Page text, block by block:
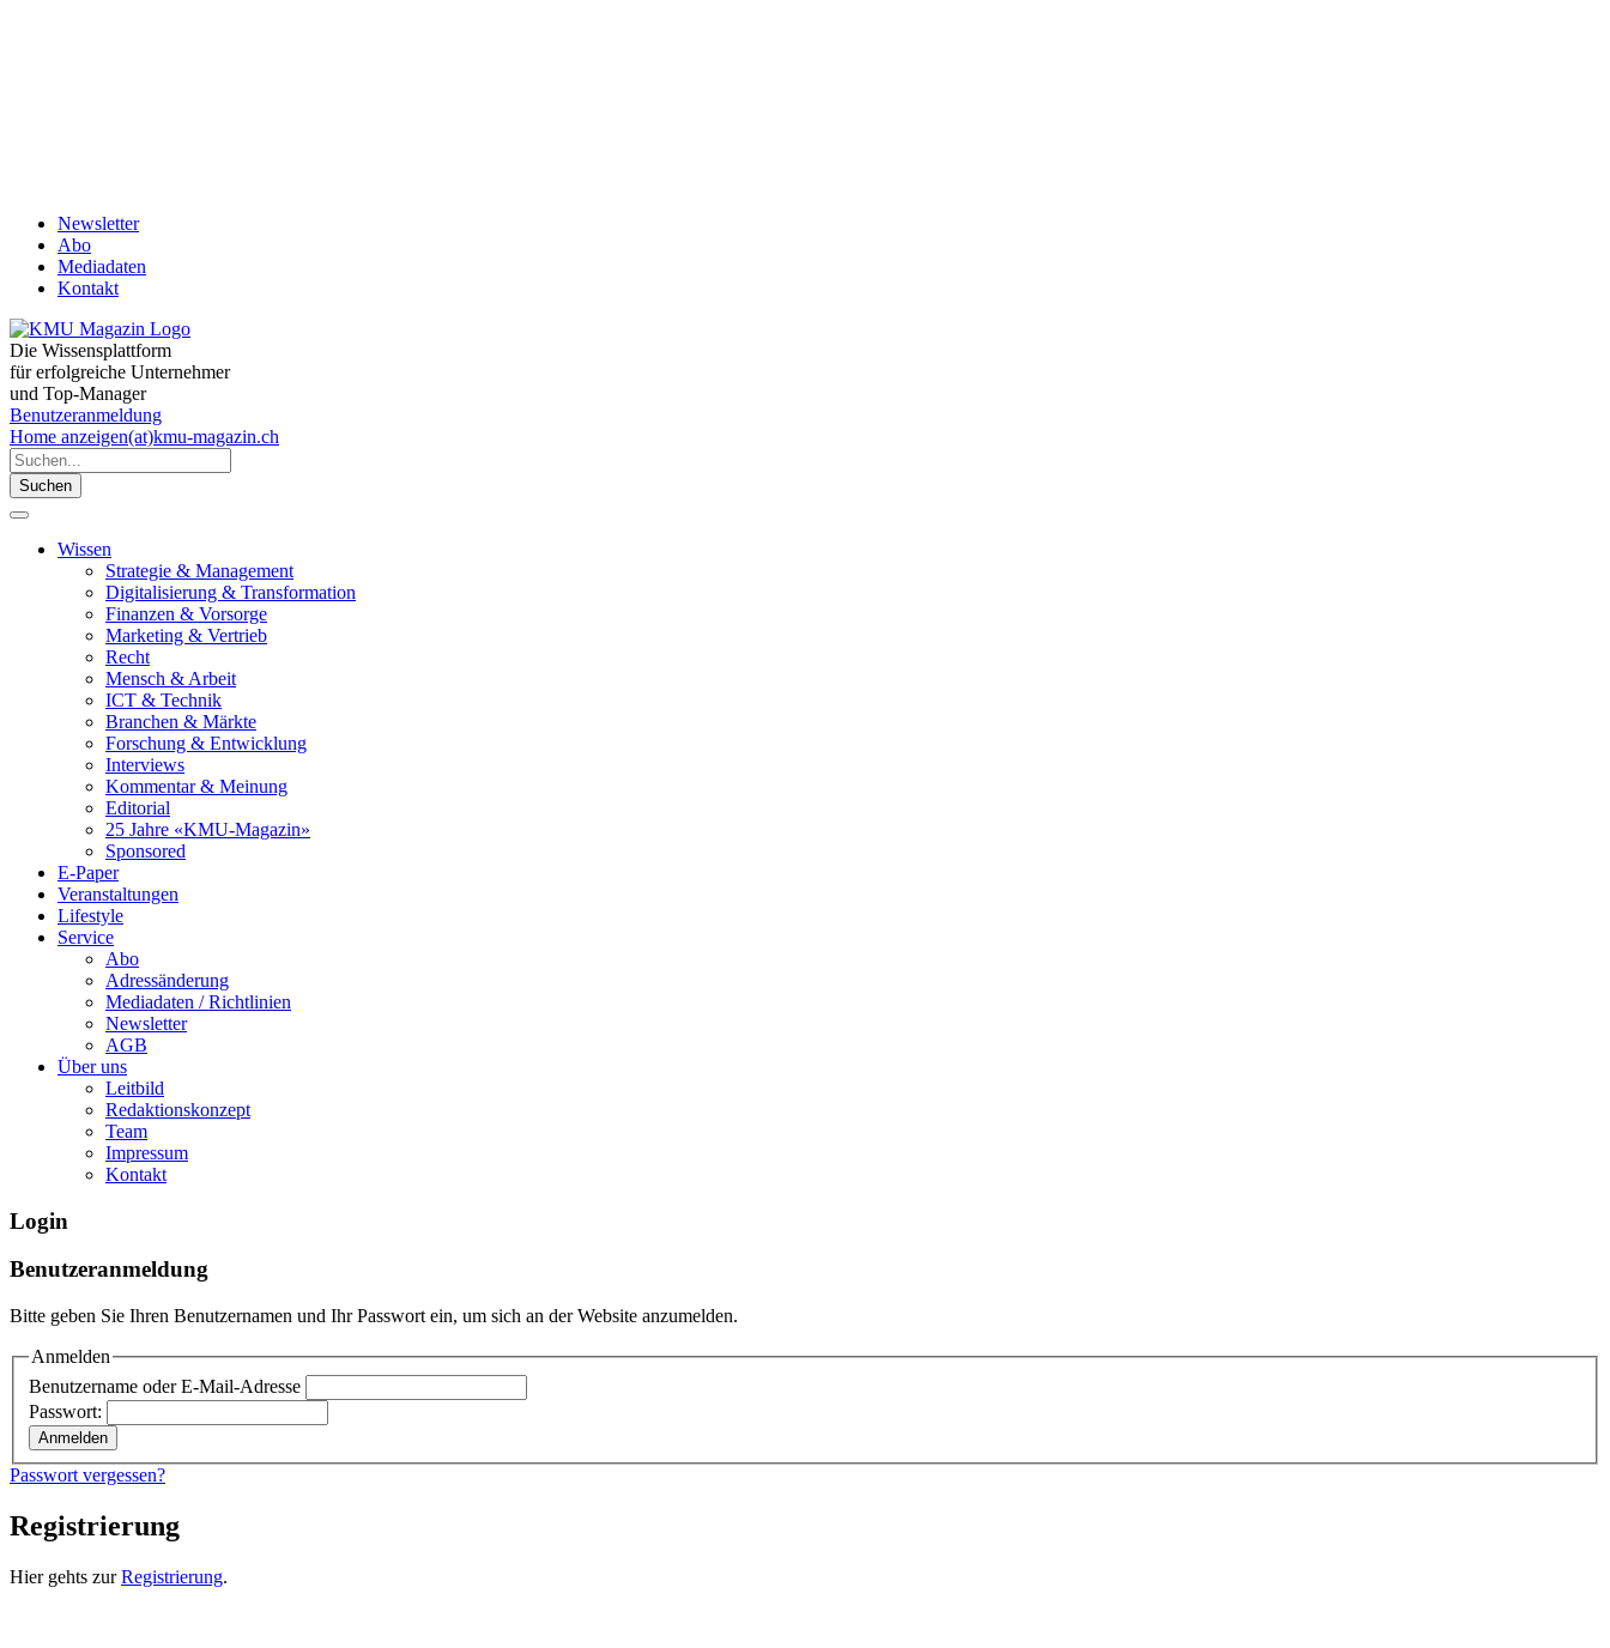
Newsletter
Abo
Mediadaten
Kontakt
Die Wissensplattform
für erfolgreiche Unternehmer
und Top-Manager
Benutzeranmeldung
Home anzeigen(at)kmu-magazin.ch
Wissen
Strategie & Management
Digitalisierung & Transformation
Finanzen & Vorsorge
Marketing & Vertrieb
Recht
Mensch & Arbeit
ICT & Technik
Branchen & Märkte
Forschung & Entwicklung
Interviews
Kommentar & Meinung
Editorial
25 Jahre «KMU-Magazin»
Sponsored
E-Paper
Veranstaltungen
Lifestyle
Service
Abo
Adressänderung
Mediadaten / Richtlinien
Newsletter
AGB
Über uns
Leitbild
Redaktionskonzept
Team
Impressum
Kontakt
Login
Benutzeranmeldung
Bitte geben Sie Ihren Benutzernamen und Ihr Passwort ein, um sich an der Website anzumelden.
Anmelden
Benutzername oder E-Mail-Adresse
Passwort:
Passwort vergessen?
Registrierung
Hier gehts zurRegistrierung.